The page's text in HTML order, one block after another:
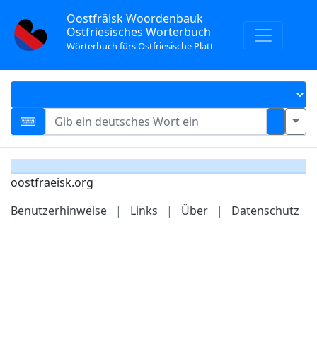
Oostfräisk Woordenbauk
Ostfriesisches Wörterbuch
Wörterbuch fürs Ostfriesische Platt
oostfraeisk.org
Benutzerhinweise
| Links | Über | Datenschutz